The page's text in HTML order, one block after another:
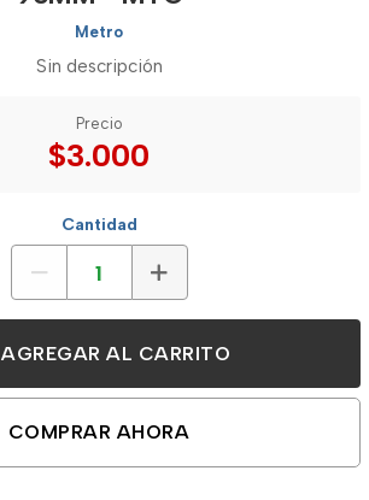
Metro
Sin descripción
Precio
$3.000
Cantidad
AGREGAR AL CARRITO
COMPRAR AHORA